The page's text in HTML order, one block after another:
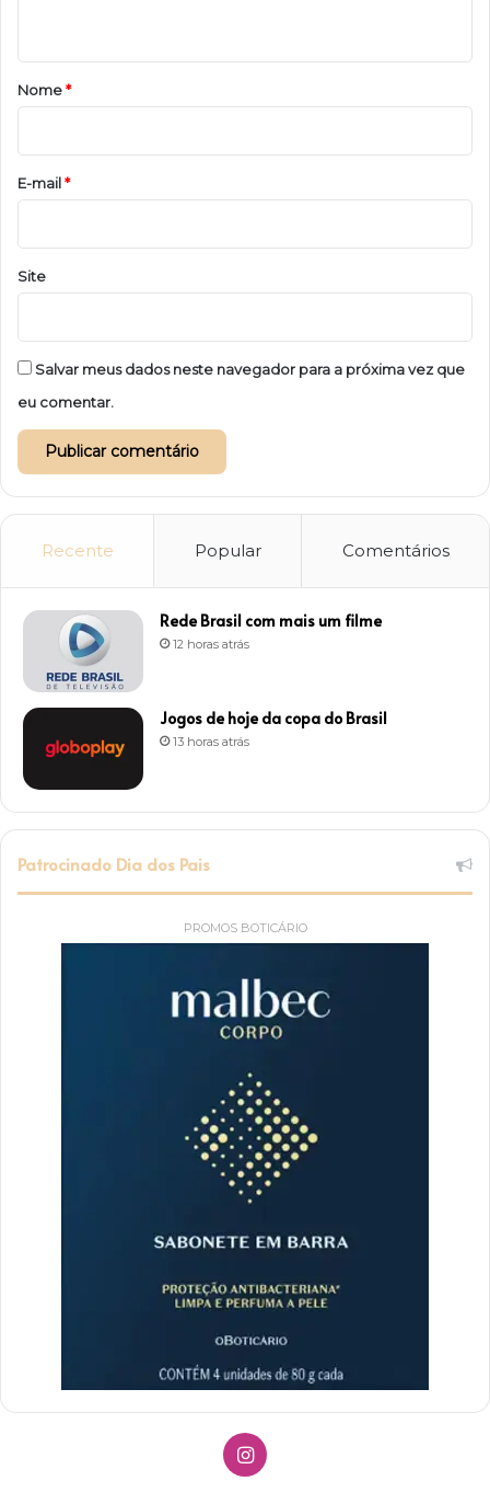
r
o
*
Nome*
E-mail*
Site
Salvar meus dados neste navegador para a próxima vez que
eu comentar.
Recente Popular Comentários
Rede Brasil com mais um filme
12 horas atrás
Jogos de hoje da copa do Brasil
13 horas atrás
Patrocinado Dia dos Pais
PROMOS BOTICÁRIO
Instagram